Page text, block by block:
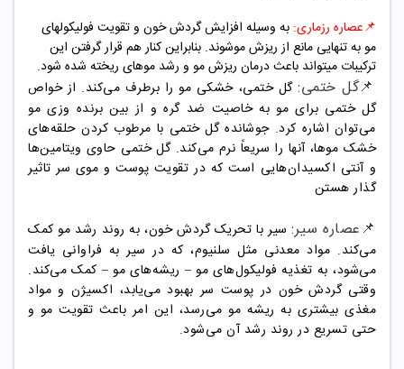
📌عصاره رزماری: به وسیله افزایش گردش خون و تقویت فولیکولهای
مو به تنهایی مانع از ریزش موشوند. بنابراین کنار هم قرار گرفتن این
ترکیبات میتواند باعث درمان ریزش مو و رشد موهای ریخته شده شود.
📌گل ختمی:گل ختمی، خشکی مو را برطرف می‌کند. از خواص
گل ختمی برای مو به خاصیت ضد گره و از بین برنده وزی مو
می‌توان اشاره کرد. جوشانده گل ختمی با مرطوب کردن حلقه‌های
خشک موها، آنها را سریعاً نرم می‌کند. گل ختمی حاوی ویتامین‌ها
و آنتی اکسیدان‌هایی است که در تقویت پوست و موی سر تاثیر
گذار هستن
📌عصاره سیر:سیر با تحریک گردش خون، به روند رشد مو کمک
می‌کند. مواد معدنی مثل سلنیوم، که در سیر به فراوانی یافت
می‌شود، به تغذیه فولیکول‌های مو – ریشه‌های مو – کمک می‌کند.
وقتی گردش خون در پوست سر بهبود می‌یابد، اکسیژن و مواد
مغذی بیشتری به ریشه مو می‌رسد، این امر باعث تقویت مو و
حتی تسریع در روند رشد آن می‌شود.